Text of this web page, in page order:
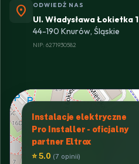
location_on ODWIEDŹ NAS
Ul. Władysława Łokietka 1
44-190 Knurów, Śląskie
NIP: 6271930582
Instalacje elektryczne
Pro Installer - oficjalny
partner Eltrox
⭐ 5.0 (7 opinii)